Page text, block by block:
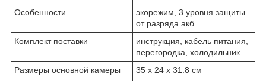
Особенности
экорежим, 3 уровня защиты
от разряда акб
Комплект поставки
инструкция, кабель питания,
перегородка, холодильник
Размеры основной камеры
35 х 24 х 31.8 см